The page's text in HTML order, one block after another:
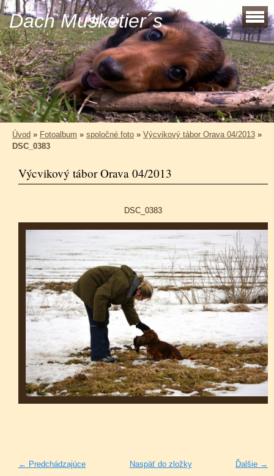
Dach Musketier´s
Úvod » Fotoalbum » spoločné foto » Výcvikový tábor Orava 04/2013 »
DSC_0383
Výcvikový tábor Orava 04/2013
DSC_0383
← Predchádzajúce Ďalšie →
Naspäť do zložky